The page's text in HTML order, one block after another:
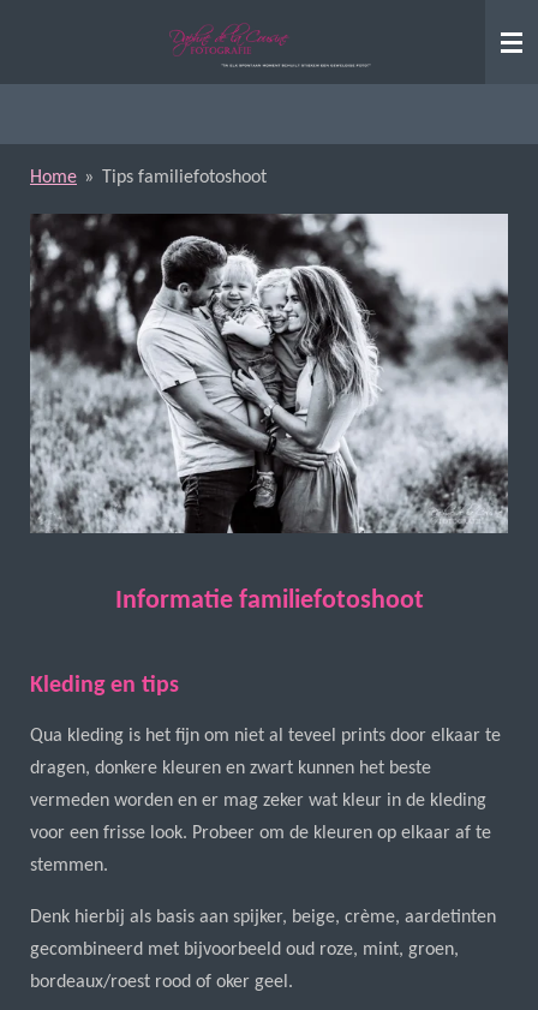
Home » Tips familiefotoshoot
Informatie familiefotoshoot
Kleding en tips
Qua kleding is het fijn om niet al teveel prints door elkaar te
dragen, donkere kleuren en zwart kunnen het beste
vermeden worden en er mag zeker wat kleur in de kleding
voor een frisse look. Probeer om de kleuren op elkaar af te
stemmen.
Denk hierbij als basis aan spijker, beige, crème, aardetinten
gecombineerd met bijvoorbeeld oud roze, mint, groen,
bordeaux/roest rood of oker geel.